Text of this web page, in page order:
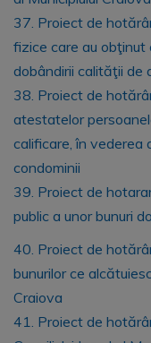
37. Proiect de
fizice care au
dobândirii calităţii de
38. Proiect de
atestatelor
calificare, în vederea
condominii
39. Proiect de
public a unor bunuri
40. Proiect de
bunurilor ce
Craiova
41. Proiect de